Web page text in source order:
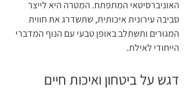
האוניברסיטאי המתפתח. המטרה היא לייצר
סביבה עירונית איכותית, שתשדרג את חווית
המגורים ותשתלב באופן טבעי עם הנוף המדברי
הייחודי לאילת.
דגש על ביטחון ואיכות חיים